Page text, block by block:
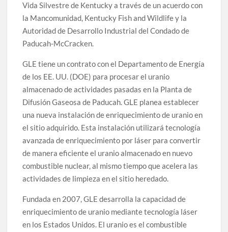
Vida Silvestre de Kentucky a través de un acuerdo con
la Mancomunidad, Kentucky Fish and Wildlife y la
Autoridad de Desarrollo Industrial del Condado de
Paducah-McCracken.
GLE tiene un contrato con el Departamento de Energía
de los EE. UU. (DOE) para procesar el uranio
almacenado de actividades pasadas en la Planta de
Difusión Gaseosa de Paducah. GLE planea establecer
una nueva instalación de enriquecimiento de uranio en
el sitio adquirido. Esta instalación utilizará tecnología
avanzada de enriquecimiento por láser para convertir
de manera eficiente el uranio almacenado en nuevo
combustible nuclear, al mismo tiempo que acelera las
actividades de limpieza en el sitio heredado.
Fundada en 2007, GLE desarrolla la capacidad de
enriquecimiento de uranio mediante tecnología láser
en los Estados Unidos. El uranio es el combustible